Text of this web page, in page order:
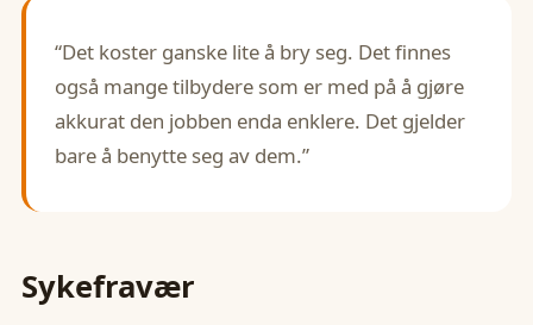
“Det koster ganske lite å bry seg. Det finnes
også mange tilbydere som er med på å gjøre
akkurat den jobben enda enklere. Det gjelder
bare å benytte seg av dem.”
Sykefravær